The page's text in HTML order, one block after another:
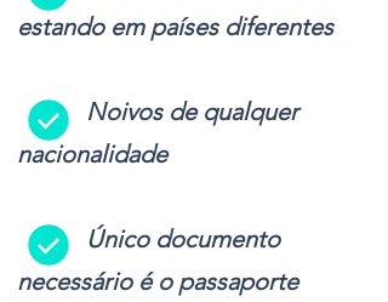
estando em países diferentes
-Noivos de qualquer
nacionalidade
-Único documento
necessário é o passaporte